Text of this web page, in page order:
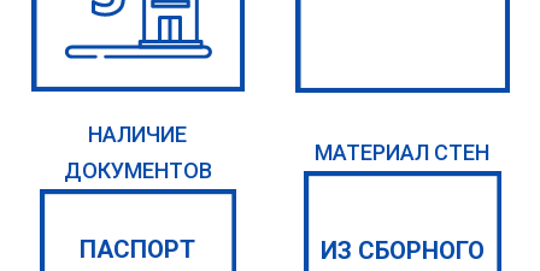
НАЛИЧИЕ
ДОКУМЕНТОВ
ПАСПОРТ
МАТЕРИАЛ СТЕН
ИЗ СБОРНОГО